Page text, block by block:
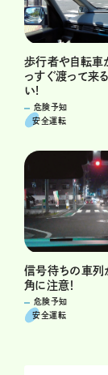
歩行者や自転車
っすぐ渡って来
い!
危険予知
安全運転
信号待ちの車列
角に注意！
危険予知
安全運転